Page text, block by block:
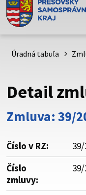
Doména psk.sk je
Toto je oficiálna
psk.sk.
Buďte pozorní a vždy
cez zabezpečenú
vždy začína https://
Úradná tabuľa
Detail
Zmluva: 39/
Číslo v RZ:
Číslo
zmluvy: